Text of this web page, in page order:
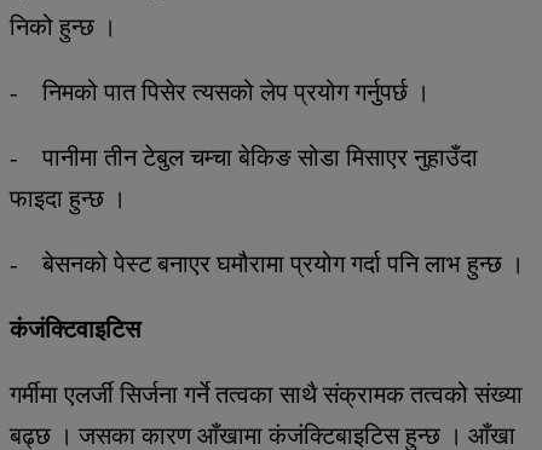
निको हुन्छ ।
- निमको पात पिसेर त्यसको लेप प्रयोग गर्नुपर्छ ।
- पानीमा तीन टेबुल चम्चा बेकिङ सोडा मिसाएर नुहाउँदा
फाइदा हुन्छ ।
- बेसनको पेस्ट बनाएर घमौरामा प्रयोग गर्दा पनि लाभ हुन्छ ।
कंजंक्टिवाइटिस
गर्मीमा एलर्जी सिर्जना गर्ने तत्वका साथै संक्रामक तत्वको संख्या
बढ्छ । जसका कारण आँखामा कंजंक्टिबाइटिस हुन्छ । आँखा